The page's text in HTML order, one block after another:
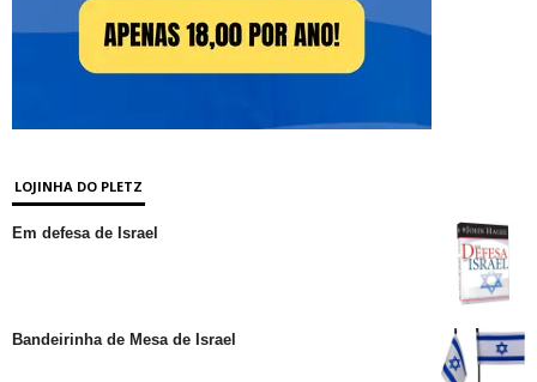
LOJINHA DO PLETZ
Em defesa de Israel
Bandeirinha de Mesa de Israel